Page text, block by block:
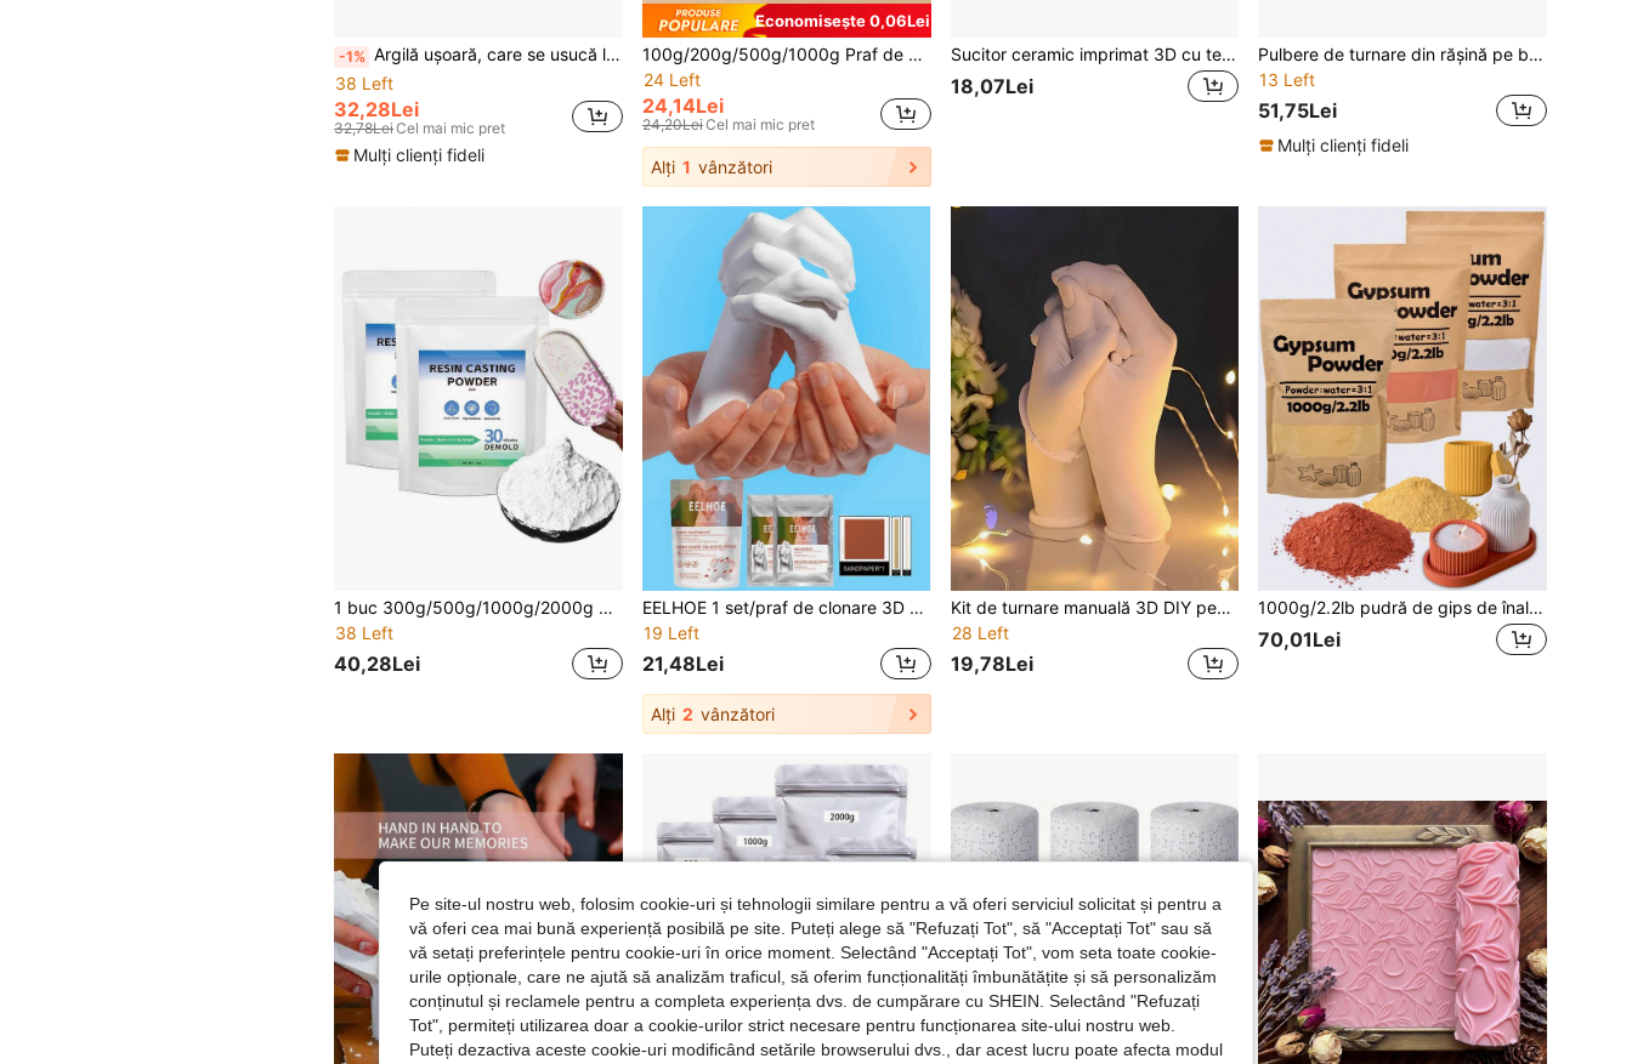
-1% Argilă ușoară, care se usucă la aer, 250g/500g - Colorabilă, nu necesită coacere - Potrivită pentru proiecte de artizanat ale studenților - Ușor de modelat, antiderapantă, ideală pentru meșteșuguri DIY - Argilă pentru sculptură creativă - Material pentru realizarea de modele alimentare în miniatură - Proces simplu de modelare
38 Left
32,28Lei
32,78LeiCel mai mic pret
Mulți clienți fideli
Economisește 0,06Lei
100g/200g/500g/1000g Praf de gips de înaltă densitate în pungă, material pentru sculptură DIY, matriță, fabricarea de vaze și turnare, praf de gips ambalat în găleată
24 Left
24,14Lei
24,20LeiCel mai mic pret
Alți 1 vânzători
Sucitor ceramic imprimat 3D cu textură în relief, sucitor din plastic PLA durabil cu modele florale și de păsări, potrivit pentru unelte de olărit DIY
18,07Lei
Pulbere de turnare din rășină pe bază de apă pentru proiecte DIY, formulă pe bază de apă, set din două părți cu bază pudră și lichid, alternativă la rășină fără solvent
13 Left
51,75Lei
Mulți clienți fideli
1 buc 300g/500g/1000g/2000g pudră de ipsos din rășină de turnare, rășină Terrazzo cu priză rapidă, kit de turnare în matriță lucrat manual, ipsos de Paris, pudră de ipsos ceramică și porțelan, pentru meșteșuguri, sculpturi și decor interior, pudră de ipsos din rășină de turnare, consumabile pentru matrițe de turnare DIY
38 Left
40,28Lei
EELHOE 1 set/praf de clonare 3D pentru mularea mâinilor, potrivit pentru cupluri și familii, kit DIY pentru turnare în piatră, folosit pentru a crea suveniruri memorabile, muluri pentru mâini, cadouri de Ziua Îndrăgostiților, cadouri de Ziua Mamei, (stiluri noi și vechi trimise aleatoriu), acest produs necesită un recipient de mare capacitate pentru a realiza modelele de mâini, vă rugăm să nu grăbiți evaluările negative, vă mulțumim.
19 Left
21,48Lei
Alți 2 vânzători
Kit de turnare manuală 3D DIY pentru cupluri, 1000g/500g/300g pulbere de turnare DIY pentru matriță 3D, set cadou DIY pentru artizanat, ornamente suvenir din ipsos, captarea momentelor de neuitat, modelare din lut, suvenir pentru toate anotimpurile, Ziua Mamei, Ziua Îndrăgostiților, cadou de sărbători, cadou personalizat, cadou pentru ea, cadou pentru el, cadou unic
28 Left
19,78Lei
1000g/2.2lb pudră de gips de înaltă densitate din rășină, pudră de gips roșu cărămiziu, pudră de gips galbenă pentru DIY, sculptură, matrițe, fabricarea vazoarelor, material de turnare, pudră de gips în butoi
70,01Lei
Pe site-ul nostru web, folosim cookie-uri și tehnologii similare pentru a vă oferi serviciul solicitat și pentru a
vă oferi cea mai bună experiență posibilă pe site. Puteți alege să "Refuzați Tot", să "Acceptați Tot" sau să
vă setați preferințele pentru cookie-uri în orice moment. Selectând "Acceptați Tot", vom seta toate cookie-
urile opționale, care ne ajută să analizăm traficul, să oferim funcționalități îmbunătățite și să personalizăm
conținutul și reclamele pentru a completa experiența dvs. de cumpărare cu SHEIN. Selectând "Refuzați
Tot", permiteți utilizarea doar a cookie-urilor strict necesare pentru funcționarea site-ului nostru web.
Puteți dezactiva aceste cookie-uri modificând setările browserului dvs., dar acest lucru poate afecta modul